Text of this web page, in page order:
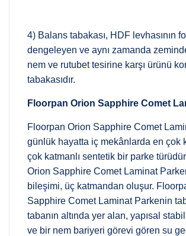
4) Balans tabakası, HDF levhasının
dengeleyen ve aynı zamanda
nem ve rutubet tesirine karşı ürünü
tabakasıdır.
Floorpan Orion Sapphire Comet
Floorpan Orion Sapphire Comet
günlük hayatta iç mekânlarda en çok
çok katmanlı sentetik bir parke
Orion Sapphire Comet Laminat
bileşimi, üç katmandan oluşur.
Sapphire Comet Laminat Parkenin
tabanın altında yer alan, yapısal
ve bir nem bariyeri görevi gören su